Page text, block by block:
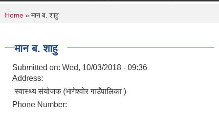
You are here
Home » मान ब. शाहु
मान ब. शाहु
Submitted on: Wed, 10/03/2018 - 09:36
Address:
स्वास्थ्य संयोजक (भागेश्वोर गाउँपालिका )
Phone Number: